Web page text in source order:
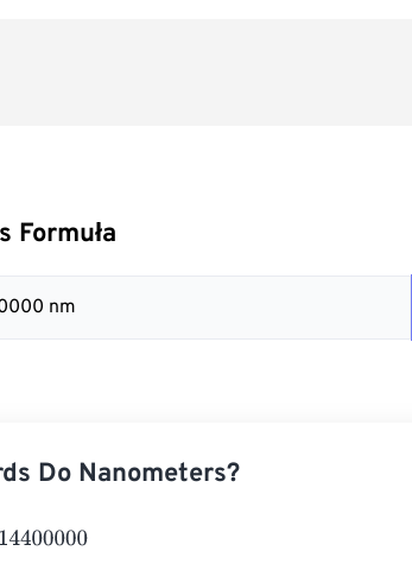
Formuła
nm
Do Nanometers?